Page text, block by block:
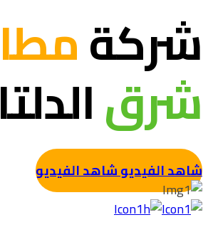
شركة
شرقالدلتا
شاهد الفيديوشاهد الفيديو